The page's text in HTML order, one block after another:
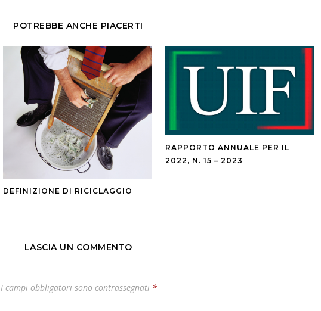
POTREBBE ANCHE PIACERTI
DEFINIZIONE DI RICICLAGGIO
RAPPORTO ANNUALE PER IL
2022, N. 15 – 2023
LASCIA UN COMMENTO
I campi obbligatori sono contrassegnati *